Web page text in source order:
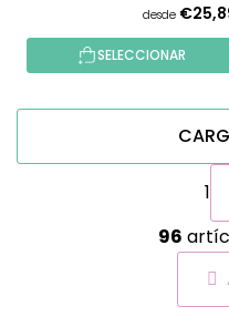
desde
SELECCIONAR
1
96